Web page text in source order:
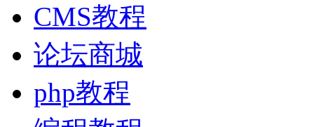
CMS教程
论坛商城
php教程